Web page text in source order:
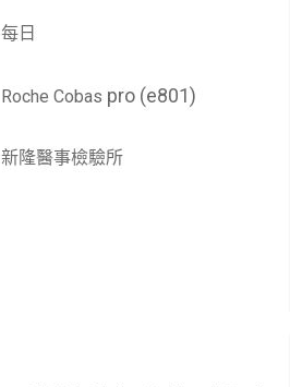
每日
Roche Cobas pro (e801)
新隆醫事檢驗所